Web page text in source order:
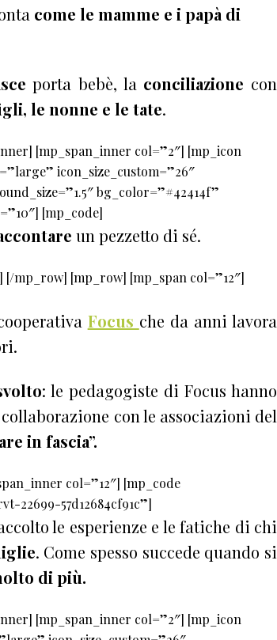
come le mamme e i papà di
porta bebè, la conciliazione con
le nonne e le tate.
[mp_span_inner col=”2″] [mp_icon
icon_size_custom=”26″
bg_color=”#42414f”
[mp_code]
un pezzetto di sé.
mp_row] [mp_row] [mp_span col=”12″]
Focus che da anni lavora
: le pedagogiste di Focus hanno
con le associazioni del
in fascia”.
col=”12″] [mp_code
22699-57d12684cf91c”]
le esperienze e le fatiche di chi
. Come spesso succede quando si
di più.
[mp_span_inner col=”2″] [mp_icon